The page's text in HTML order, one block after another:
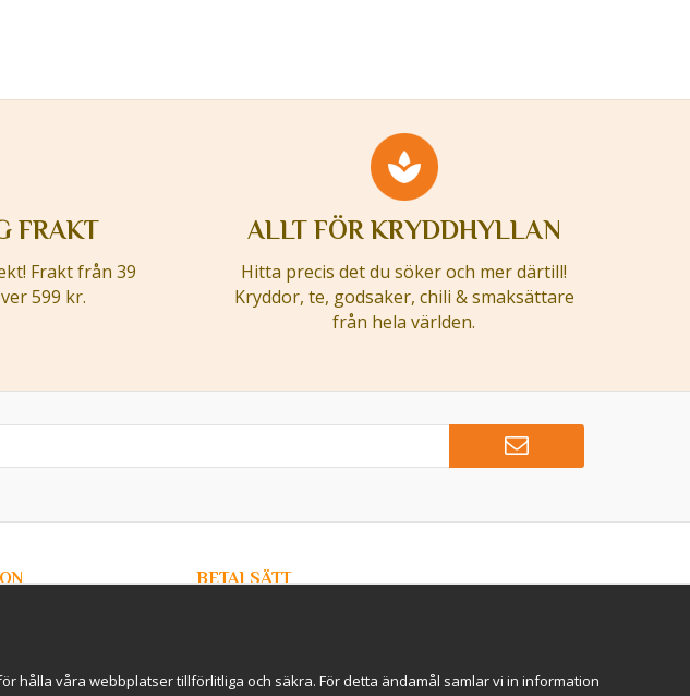
FRAKT
Frakt från 39
599 kr.
ALLT FÖR KRYDDHYLLAN
Hitta precis det du söker och mer därtill!
Kryddor, te, godsaker, chili & smaksättare
från hela världen.
BETALSÄTT
hålla våra webbplatser tillförlitliga och säkra. För detta ändamål samlar vi in information